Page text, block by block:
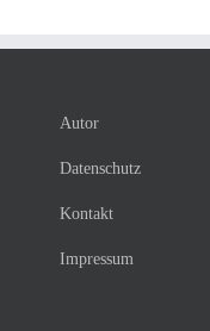
Autor
Datenschutz
Kontakt
Impressum